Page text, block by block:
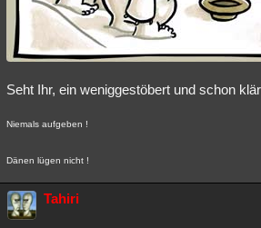
Seht Ihr, ein weniggestöbert und schon
Niemals aufgeben !
Dänen lügen nicht !
Tahiri